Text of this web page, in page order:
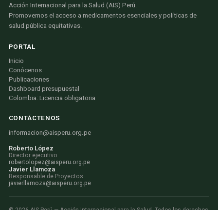
Acción Internacional para la Salud (AIS) Perú.
Promovemos el acceso a medicamentos esenciales y políticas de
salud pública equitativas.
PORTAL
Inicio
Conócenos
Publicaciones
Dashboard presupuestal
Colombia: Licencia obligatoria
CONTÁCTENOS
informacion@aisperu.org.pe
Roberto López
Director ejecutivo
robertolopez@aisperu.org.pe
Javier Llamoza
Responsable de Proyectos
javierllamoza@aisperu.org.pe